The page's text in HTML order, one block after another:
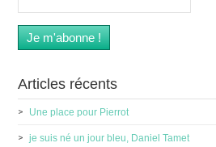
Articles récents
Une place pour Pierrot
je suis né un jour bleu, Daniel Tamet